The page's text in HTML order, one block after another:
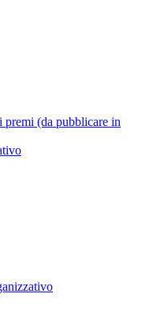
premi (da pubblicare in